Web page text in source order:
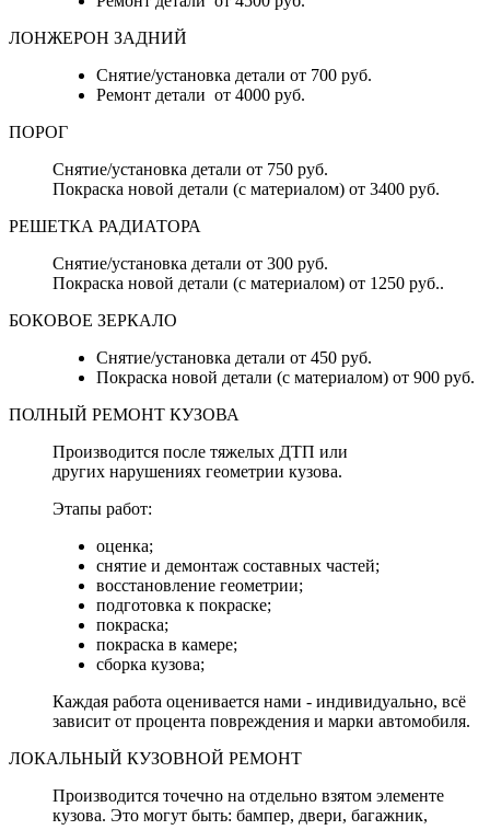
ЛОНЖЕРОН ЗАДНИЙ
Снятие/установка детали от 700 руб.
Ремонт детали от 4000 руб.
ПОРОГ
Снятие/установка детали от 750 руб.
Покраска новой детали (с материалом) от 3400 руб.
РЕШЕТКА РАДИАТОРА
Снятие/установка детали от 300 руб.
Покраска новой детали (с материалом) от 1250 руб..
БОКОВОЕ ЗЕРКАЛО
Снятие/установка детали от 450 руб.
Покраска новой детали (с материалом) от 900 руб.
ПОЛНЫЙ РЕМОНТ КУЗОВА
Производится после тяжелых ДТП или
других нарушениях геометрии кузова.
Этапы работ:
оценка;
снятие и демонтаж составных частей;
восстановление геометрии;
подготовка к покраске;
покраска;
покраска в камере;
сборка кузова;
Каждая работа оценивается нами - индивидуально, всё
зависит от процента повреждения и марки автомобиля.
ЛОКАЛЬНЫЙ КУЗОВНОЙ РЕМОНТ
Производится точечно на отдельно взятом элементе
кузова. Это могут быть: бампер, двери, багажник,